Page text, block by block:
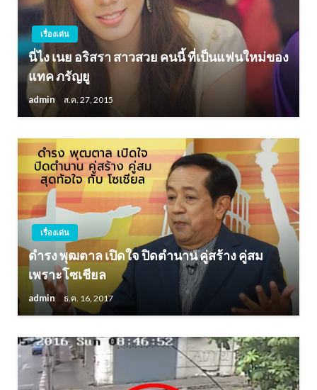
เรื่องเด่น
นี่ไง เนย อริสรา สาวสวย คนนี้ ที่เป็นแฟนใหม่ของ
แทค ภรัญยู
admin ส.ค. 27, 2015
เรื่องเด่น
ดำรง พุฒตาล เปิดใจ ปิดตำนาน คู่สร้าง คู่สม
เพราะโซเชียล
admin ธ.ค. 16, 2017